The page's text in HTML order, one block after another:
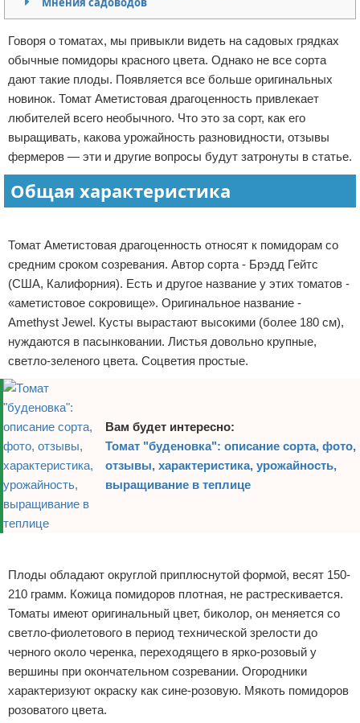
Начало бизнеса
Обзоры услуг
Самосовершенствование
Менеджмент
Отказ от ответственности
Говоря о томатах, мы привыкли видеть на садовых грядках
обычные помидоры красного цвета. Однако не все сорта
дают такие плоды. Появляется все больше оригинальных
новинок. Томат Аметистовая драгоценность привлекает
любителей всего необычного. Что это за сорт, как его
выращивать, какова урожайность разновидности, отзывы
фермеров — эти и другие вопросы будут затронуты в статье.
Общая характеристика
Томат Аметистовая драгоценность относят к помидорам со
средним сроком созревания. Автор сорта - Брэдд Гейтс
(США, Калифорния). Есть и другое название у этих томатов -
«аметистовое сокровище». Оригинальное название -
Amethyst Jewel. Кусты вырастают высокими (более 180 см),
нуждаются в пасынковании. Листья довольно крупные,
светло-зеленого цвета. Соцветия простые.
Вам будет интересно:
Томат "буденовка": описание сорта, фото,
отзывы, характеристика, урожайность,
выращивание в теплице
Плоды обладают округлой приплюснутой формой, весят 150-
210 грамм. Кожица помидоров плотная, не растрескивается.
Томаты имеют оригинальный цвет, биколор, он меняется со
светло-фиолетового в период технической зрелости до
черного около черенка, переходящего в ярко-розовый у
вершины при окончательном созревании. Огородники
характеризуют окраску как сине-розовую. Мякоть помидоров
розоватого цвета.